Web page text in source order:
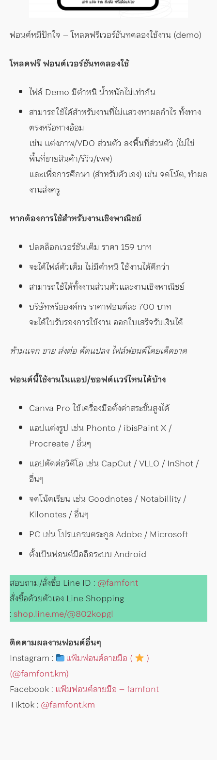
ฟอนต์หมีปักใจ – โหลดฟรีเวอร์ชันทดลองใช้งาน (demo)
โหลดฟรี ฟอนต์เวอร์ชันทดลองใช้
ไฟล์ Demo มีตำหนิ น้ำหนักไม่เท่ากัน
สามารถใช้ได้สำหรับงานที่ไม่แสวงหาผลกำไร ทั้งทาง
ตรงหรือทางอ้อม
เช่น แต่งภาพ/VDO ส่วนตัว ลงพื้นที่ส่วนตัว (ไม่ใช่
พื้นที่ขายสินค้า/รีวิว/เพจ)
และเพื่อการศึกษา (สำหรับตัวเอง) เช่น จดโน้ต, ทำผล
งานส่งครู
หากต้องการใช้สำหรับงานเชิงพาณิชย์
ปลดล็อกเวอร์ชันเต็ม ราคา 159 บาท
จะได้ไฟล์ตัวเต็ม ไม่มีตำหนิ ใช้งานได้ดีกว่า
สามารถใช้ได้ทั้งงานส่วนตัวและงานเชิงพาณิชย์
บริษัทหรือองค์กร ราคาฟอนต์ละ 700 บาท
จะได้ใบรับรองการใช้งาน ออกใบเสร็จรับเงินได้
ห้ามแจก ขาย ส่งต่อ ดัดแปลง ไฟล์ฟอนต์โดยเด็ดขาด
ฟอนต์นี้ใช้งานในแอป/ซอฟต์แวร์ไหนได้บ้าง
Canva Pro ใช้เครื่องมือตั้งค่าสระขั้นสูงได้
แอปแต่งรูป เช่น Phonto / ibisPaint X /
Procreate / อื่นๆ
แอปตัดต่อวิดีโอ เช่น CapCut / VLLO / InShot /
อื่นๆ
จดโน้ตเรียน เช่น Goodnotes / Notabillity /
Kilonotes / อื่นๆ
PC เช่น โปรแกรมตระกูล Adobe / Microsoft
ตั้งเป็นฟอนต์มือถือระบบ Android
สอบถาม/สั่งซื้อ Line ID : @famfont
สั่งซื้อด้วยตัวเอง Line Shopping
:shop.line.me/@802kopgl
ติดตามผลงานฟอนต์อื่นๆ
Instagram :
แฟ้มฟอนต์ลายมือ (
)
(@famfont.km)
Facebook : แฟ้มฟอนต์ลายมือ – famfont
Tiktok : @famfont.km